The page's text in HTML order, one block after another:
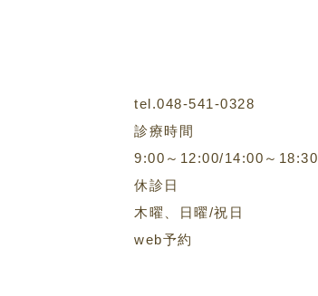
tel.048-541-0328
診療時間
9:00～12:00/14:00～18:30
休診日
木曜、日曜/祝日
web予約